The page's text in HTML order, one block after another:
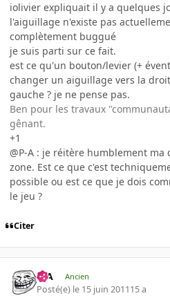
iolivier expliquait il y a quelques
l'aiguillage n'existe pas
complètement buggué
je suis parti sur ce fait.
est ce qu'un bouton/levier (+
changer un aiguillage vers la
gauche ? je ne pense pas.
Ben pour les travaux
gênant.
+1
@P-A : je réitère humblement
zone. Est ce que c'est
possible ou est ce que je dois
le jeu ?
Citer
P-A Ancien
Posté(e) le 15 juin 201115 a